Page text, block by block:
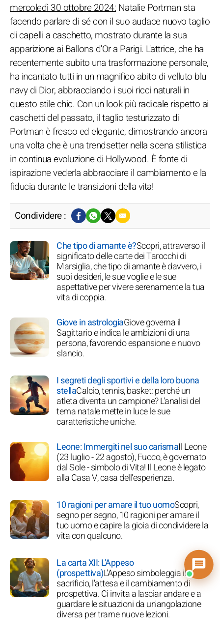
mercoledì 30 ottobre 2024: Natalie Portman sta
facendo parlare di sé con il suo audace nuovo taglio
di capelli a caschetto, mostrato durante la sua
apparizione ai Ballons d'Or a Parigi. L'attrice, che ha
recentemente subito una trasformazione personale,
ha incantato tutti in un magnifico abito di velluto blu
navy di Dior, abbracciando i suoi ricci naturali in
questo stile chic. Con un look più radicale rispetto ai
caschetti del passato, il taglio testurizzato di
Portman è fresco ed elegante, dimostrando ancora
una volta che è una trendsetter nella scena stilistica
in continua evoluzione di Hollywood. È fonte di
ispirazione vederla abbracciare il cambiamento e la
fiducia durante le transizioni della vita!
Condividere :
Che tipo di amante è?Scopri, attraverso il
significato delle carte dei Tarocchi di
Marsiglia, che tipo di amante è davvero, i
suoi desideri, le sue voglie e le sue
aspettative per vivere serenamente la tua
vita di coppia.
Giove in astrologiaGiove governa il
Sagittario e indica le ambizioni di una
persona, favorendo espansione e nuovo
slancio.
I segreti degli sportivi e della loro buona
stellaCalcio, tennis, basket: perché un
atleta diventa un campione? L'analisi del
tema natale mette in luce le sue
caratteristiche uniche.
Leone: Immergiti nel suo carismaIl Leone
(23 luglio - 22 agosto), Fuoco, è governato
dal Sole - simbolo di Vita! Il Leone è legato
alla Casa V, casa dell'esperienza.
10 ragioni per amare il tuo uomoScopri,
segno per segno, 10 ragioni per amare il
tuo uomo e capire la gioia di condividere la
vita con qualcuno.
La carta XII: L'Appeso
(prospettiva)L'Appeso simboleggia il
sacrificio, l'attesa e il cambiamento di
prospettiva. Ci invita a lasciar andare e a
guardare le situazioni da un'angolazione
diversa per trarne nuove lezioni.